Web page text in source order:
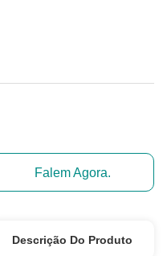
Falem Agora.
Descrição Do Produto